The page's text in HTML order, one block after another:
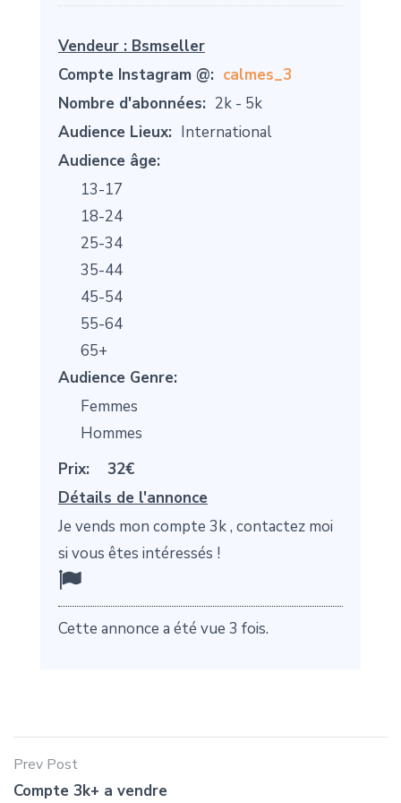
Vendeur : Bsmseller
Compte Instagram @: calmes_3
Nombre d'abonnées: 2k - 5k
Audience Lieux: International
Audience âge:
13-17
18-24
25-34
35-44
45-54
55-64
65+
Audience Genre:
Femmes
Hommes
Prix:
32€
Détails de l'annonce
Je vends mon compte 3k , contactez moi
si vous êtes intéressés !
Cette annonce a été vue 3 fois.
Prev Post
Compte 3k+ a vendre